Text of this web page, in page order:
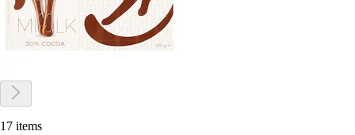
17 items